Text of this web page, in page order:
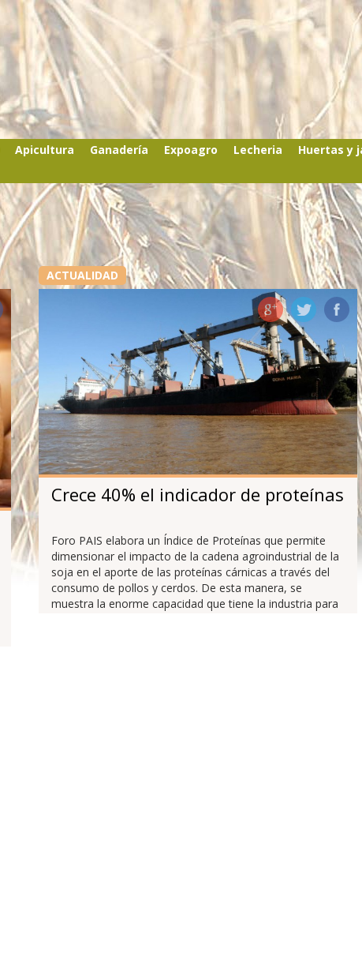
Apicultura Ganadería Expoagro Lecheria Huertas y
ACTUALIDAD
Crece 40% el indicador de proteínas
Foro PAIS elabora un Índice de Proteínas que permite
dimensionar el impacto de la cadena agroindustrial de la
soja en el aporte de las proteínas cárnicas a través del
consumo de pollos y cerdos. De esta manera, se
muestra la enorme capacidad que tiene la industria para